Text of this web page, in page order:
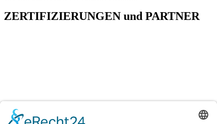
ZERTIFIZIERUNGEN und PARTNER